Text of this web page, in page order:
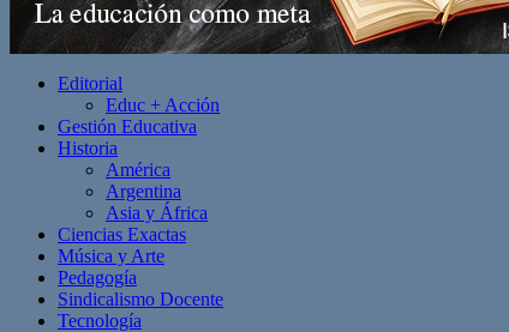
Editorial
Educ + Acción
Gestión Educativa
Historia
América
Argentina
Asia y África
Ciencias Exactas
Música y Arte
Pedagogía
Sindicalismo Docente
Tecnología